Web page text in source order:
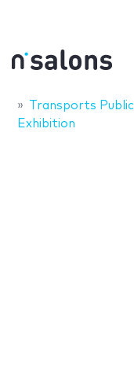
Transports
Exhibition